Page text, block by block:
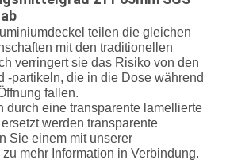
teilen die gleichen
mit den traditionellen
verringert sie das Risiko von den
-partikeln, die in die Dose während
fallen.
durch eine transparente lamellierte
werden transparente
Sie einem mit unserer
mehr Information in Verbindung.